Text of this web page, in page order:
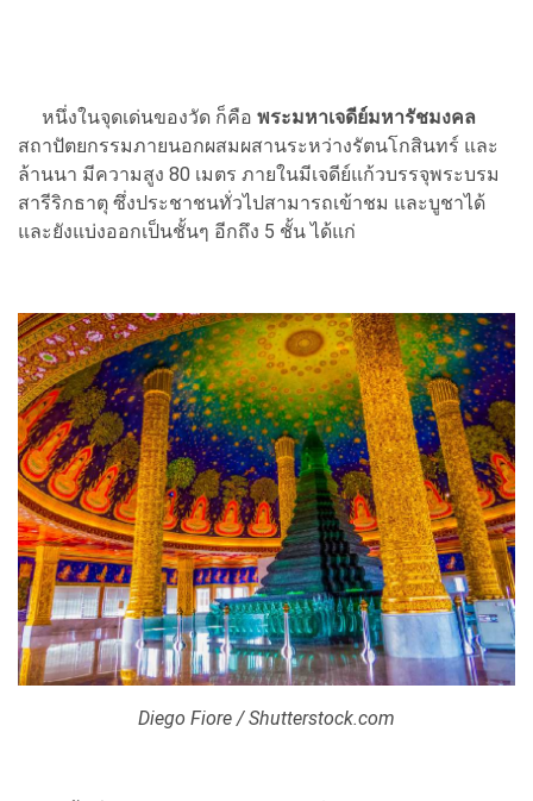
หนึ่งในจุดเด่นของวัด ก็คือ พระมหาเจดีย์มหารัชมงคล
สถาปัตยกรรมภายนอกผสมผสานระหว่างรัตนโกสินทร์ และ
ล้านนา มีความสูง 80 เมตร ภายในมีเจดีย์แก้วบรรจุพระบรม
สารีริกธาตุ ซึ่งประชาชนทั่วไปสามารถเข้าชม และบูชาได้
และยังแบ่งออกเป็นชั้นๆ อีกถึง 5 ชั้น ได้แก่
Diego Fiore / Shutterstock.com